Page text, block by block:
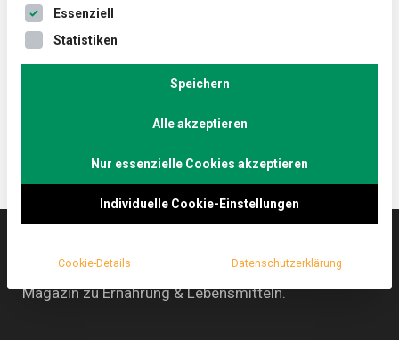
Cremig, süß, mit alkoholischem Wumms – Eierlikör
ist ein Relikt aus Zeiten, als der Toast Hawaii der
Das Berliner Startup Rübbelberg feiert die
lebensmittelmagazin
(.de) ist das Online-
Magazin zu Ernährung & Lebensmitteln.
Es folgt eine Liste der Service-Gruppen, für die eine
Essenziell
Statistiken
Speichern
Alle akzeptieren
Nur essenzielle Cookies akzeptieren
Individuelle Cookie-Einstellungen
Cookie-Details Datenschutzerklärung